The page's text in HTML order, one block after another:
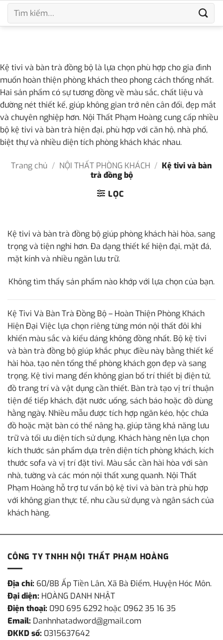
Bỏ Tìm
Kệ tivi và bàn trà đồng bộ là lựa chọn phù hợp cho gia đình
muốn hoàn thiện phòng khách theo phong cách thống nhất.
Hai sản phẩm có sự tương đồng về màu sắc, chất liệu và
đường nét thiết kế, giúp không gian trở nên cân đối, đẹp mắt
và chuyên nghiệp hơn. Nội Thất Phạm Hoàng cung cấp nhiều
bộ kệ tivi và bàn trà hiện đại, phù hợp với căn hộ, nhà phố,
biệt thự và nhiều diện tích phòng khách khác nhau.
Trang chủ / NỘI THẤT PHÒNG KHÁCH / Kệ tivi và bàn
trà đồng bộ
LỌC
Kệ tivi và bàn trà đồng bộ giúp phòng khách hài hòa, sang
trọng và tiện nghi hơn. Đa dạng thiết kế hiện đại, mặt đá,
mặt kính và nhiều ngăn lưu trữ.
Không tìm thấy sản phẩm nào khớp với lựa chọn của bạn.
Kệ Tivi Và Bàn Trà Đồng Bộ – Hoàn Thiện Phòng Khách
Hiện Đại Việc lựa chọn riêng từng món nội thất đôi khi
khiến màu sắc và kiểu dáng không đồng nhất. Bộ kệ tivi
và bàn trà đồng bộ giúp khắc phục điều này bằng thiết kế
hài hòa, tạo nên tổng thể phòng khách gọn đẹp và sang
trọng. Kệ tivi mang đến không gian bố trí thiết bị điện tử,
đồ trang trí và vật dụng cần thiết. Bàn trà tạo vị trí thuận
tiện để tiếp khách, đặt nước uống, sách báo hoặc đồ dùng
hằng ngày. Nhiều mẫu được tích hợp ngăn kéo, hộc chứa
đồ hoặc mặt bàn có thể nâng hạ, giúp tăng khả năng lưu
trữ và tối ưu diện tích sử dụng. Khách hàng nên lựa chọn
kích thước sản phẩm dựa trên diện tích phòng khách, kích
thước sofa và vị trí đặt tivi. Màu sắc cần hài hòa với sàn
nhà, tường và các món nội thất xung quanh. Nội Thất
Phạm Hoàng hỗ trợ tư vấn bộ kệ tivi và bàn trà phù hợp
với không gian thực tế, nhu cầu sử dụng và ngân sách của
khách hàng.
CÔNG TY TNHH NỘI THẤT PHẠM HOÀNG
Địa chỉ: 60/8B Ấp Tiền Lân, Xã Bà Điểm, Huyện Hóc Môn.
Đại diện: HOÀNG DANH NHẬT
Điện thoại: 090 695 6292 hoặc 0962 35 16 35
Email: Danhnhatadword@gmail.com
ĐKKD số: 0315637642